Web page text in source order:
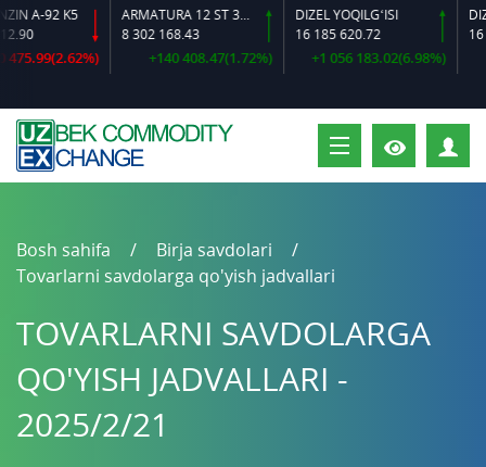
A-92 K5
ARMATURA 12 ST 35 GS O‘LCHAMLI
8 302 168.43
+140 408.47(1.72%)
DIZEL YOQILG‘ISI
16 185 620.72
+1 056 183.02(6.98%)
16
Bosh sahifa
Birja savdolari
Tovarlarni savdolarga qo'yish jadvallari
TOVARLARNI SAVDOLARGA
QO'YISH JADVALLARI -
2025/2/21